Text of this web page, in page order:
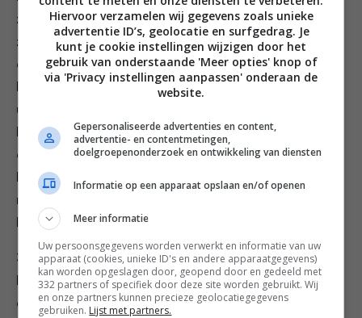
ze af onder de koude kraan en laat ze uitlekken. Snijd
ze dan in schuine, 2 mm dikke reepjes. Smoor
ondertussen de ui in de overige zonnebloemolie op
laag vuur 10 minuten in een gesloten pan; roer tot de
ui zacht en zoet is. Roer de rodecurrypasta erdoor en
bak 1 minuut. Voeg de stengels citroengras,
citroenblaadjes, rode linzen en 700 ml water toe,
breng het geheel aan de kook en laat op laag vuur 15
minuten koken tot de linzen boterzacht zijn. Neem van
het vuur; verwijder citroengras en -blaadjes.
3. Pureer de soep met een staafmixer glad. Roer er
kokosmelk, limoensap, sojasaus en ½ theelepel zout
door. Warm opnieuw op en serveer de soep in diepe
Hiervoor verzamelen wij gegevens zoals unieke
advertentie ID’s, geolocatie en surfgedrag. Je
kunt je cookie instellingen wijzigen door het
gebruik van onderstaande 'Meer opties' knop of
via 'Privacy instellingen aanpassen' onderaan de
website.
Gepersonaliseerde advertenties en content,
advertentie- en contentmetingen,
doelgroepenonderzoek en ontwikkeling van diensten
Informatie op een apparaat opslaan en/of openen
Meer informatie
Uw persoonsgegevens worden verwerkt en informatie van uw
apparaat (cookies, unieke ID's en andere apparaatgegevens)
kan worden opgeslagen door, geopend door en gedeeld met
332 partners of specifiek door deze site worden gebruikt. Wij
en onze partners kunnen precieze geolocatiegegevens
gebruiken. Lijst met partners.